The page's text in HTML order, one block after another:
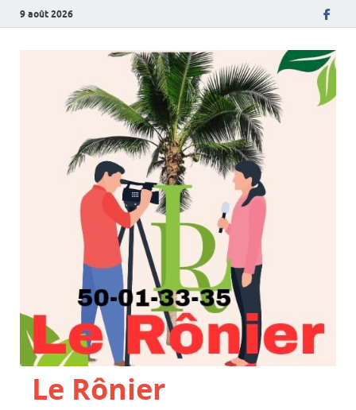
9 août 2026
Le Rônier